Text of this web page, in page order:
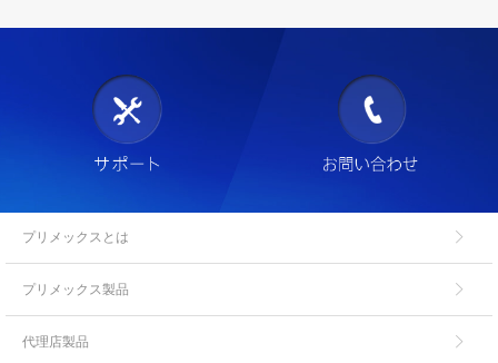
プリメックスとは
プリメックス製品
代理店製品